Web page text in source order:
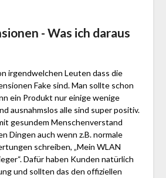
- Was ich daraus
irgendwelchen Leuten dass die
Fake sind. Man sollte schon
ein Produkt nur einige wenige
ausnahmslos alle sind super positiv.
gesundem Menschenverstand
Dingen auch wenn z.B. normale
schreiben, „Mein WLAN
Dafür haben Kunden natürlich
und sollten das den offiziellen